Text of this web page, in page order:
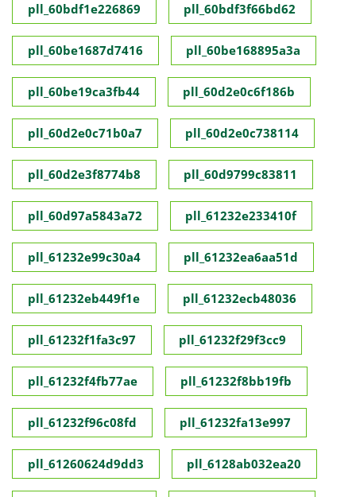
pll_60bdf1e226869 pll_60bdf3f66bd62
pll_60be1687d7416 pll_60be168895a3a
pll_60be19ca3fb44 pll_60d2e0c6f186b
pll_60d2e0c71b0a7 pll_60d2e0c738114
pll_60d2e3f8774b8 pll_60d9799c83811
pll_60d97a5843a72 pll_61232e233410f
pll_61232e99c30a4 pll_61232ea6aa51d
pll_61232eb449f1e pll_61232ecb48036
pll_61232f1fa3c97 pll_61232f29f3cc9
pll_61232f4fb77ae pll_61232f8bb19fb
pll_61232f96c08fd pll_61232fa13e997
pll_61260624d9dd3 pll_6128ab032ea20